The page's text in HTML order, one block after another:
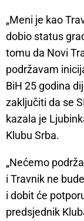
„Meni je kao
dobio status
tomu da Novi
podržavam
BiH 25 godina
zaključiti da se
kazala je
Klubu Srba.
„Nećemo
i Travnik ne
i dobit će
predsjednik